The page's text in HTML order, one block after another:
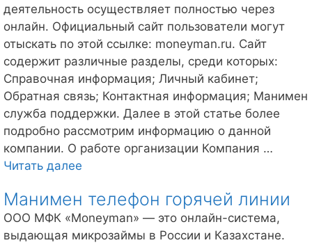
деятельность осуществляет полностью через
онлайн. Официальный сайт пользователи могут
отыскать по этой ссылке: moneyman.ru. Сайт
содержит различные разделы, среди которых:
Справочная информация; Личный кабинет;
Обратная связь; Контактная информация; Манимен
служба поддержки. Далее в этой статье более
подробно рассмотрим информацию о данной
компании. О работе организации Компания …
Читать далее
ru
техподдержка
Манимен телефон горячей линии
ООО МФК «Moneyman» — это онлайн-система,
выдающая микрозаймы в России и Казахстане.